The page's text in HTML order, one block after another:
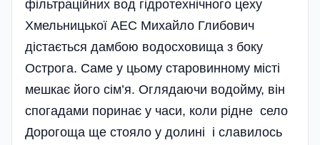
фільтраційних вод гідротехнічного цеху
Хмельницької АЕС Михайло Глибович
дістається дамбою водосховища з боку
Острога. Саме у цьому старовинному місті
мешкає його сім’я. Оглядаючи водойму, він
спогадами поринає у часи, коли рідне село
Дорогоща ще стояло у долині і славилось